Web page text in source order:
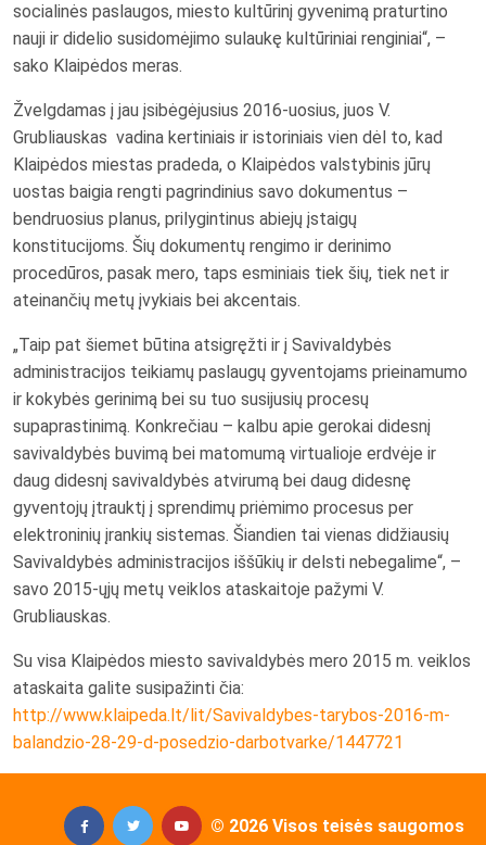
socialinės paslaugos, miesto kultūrinį gyvenimą praturtino
nauji ir didelio susidomėjimo sulaukę kultūriniai renginiai“, –
sako Klaipėdos meras.
Žvelgdamas į jau įsibėgėjusius 2016-uosius, juos V.
Grubliauskas vadina kertiniais ir istoriniais vien dėl to, kad
Klaipėdos miestas pradeda, o Klaipėdos valstybinis jūrų
uostas baigia rengti pagrindinius savo dokumentus –
bendruosius planus, prilygintinus abiejų įstaigų
konstitucijoms. Šių dokumentų rengimo ir derinimo
procedūros, pasak mero, taps esminiais tiek šių, tiek net ir
ateinančių metų įvykiais bei akcentais.
„Taip pat šiemet būtina atsigręžti ir į Savivaldybės
administracijos teikiamų paslaugų gyventojams prieinamumo
ir kokybės gerinimą bei su tuo susijusių procesų
supaprastinimą. Konkrečiau – kalbu apie gerokai didesnį
savivaldybės buvimą bei matomumą virtualioje erdvėje ir
daug didesnį savivaldybės atvirumą bei daug didesnę
gyventojų įtrauktį į sprendimų priėmimo procesus per
elektroninių įrankių sistemas. Šiandien tai vienas didžiausių
Savivaldybės administracijos iššūkių ir delsti nebegalime“, –
savo 2015-ųjų metų veiklos ataskaitoje pažymi V.
Grubliauskas.
Su visa Klaipėdos miesto savivaldybės mero 2015 m. veiklos
ataskaita galite susipažinti čia:
http://www.klaipeda.lt/lit/Savivaldybes-tarybos-2016-m-
balandzio-28-29-d-posedzio-darbotvarke/1447721
© 2026 Visos teisės saugomos